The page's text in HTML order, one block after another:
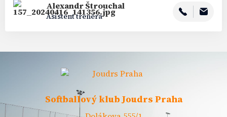
AlexandrŠtrouchal
Asistent trenéra
Softballový klub Joudrs Praha